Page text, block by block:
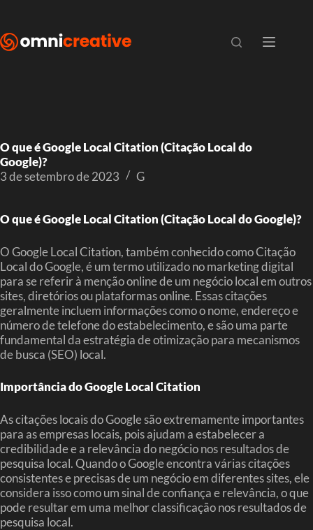
O que é Google Local Citation (Citação Local do
Google)?
3 de setembro de 2023
G
O que é Google Local Citation (Citação Local do Google)?
O Google Local Citation, também conhecido como Citação
Local do Google, é um termo utilizado no marketing digital
para se referir à menção online de um negócio local em outros
sites, diretórios ou plataformas online. Essas citações
geralmente incluem informações como o nome, endereço e
número de telefone do estabelecimento, e são uma parte
fundamental da estratégia de otimização para mecanismos
de busca (SEO) local.
Importância do Google Local Citation
As citações locais do Google são extremamente importantes
para as empresas locais, pois ajudam a estabelecer a
credibilidade e a relevância do negócio nos resultados de
pesquisa local. Quando o Google encontra várias citações
consistentes e precisas de um negócio em diferentes sites, ele
considera isso como um sinal de confiança e relevância, o que
pode resultar em uma melhor classificação nos resultados de
pesquisa local.